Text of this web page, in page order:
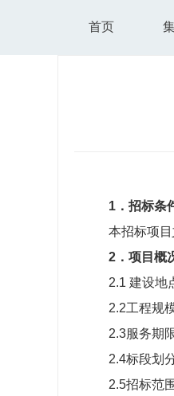
首页
1．招标条
本招标项目
2．项目概
2.1 建设地
2.2工程规
2.3服务期
2.4标段划
2.5招标范